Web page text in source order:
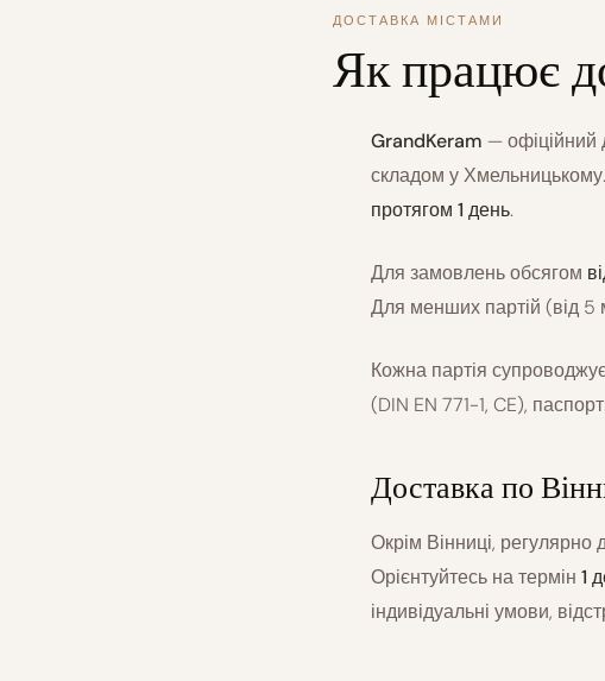
ДОСТАВКА МІСТАМИ
Як працює
GrandKeram — офіційний
складом у
протягом 1 день.
Для замовлень обсягом
Для менших партій (від 5
Кожна партія
(DIN EN 771-1, CE),
Доставка по
Окрім Вінниці, регулярно
Орієнтуйтесь на термін 1
індивідуальні умови,